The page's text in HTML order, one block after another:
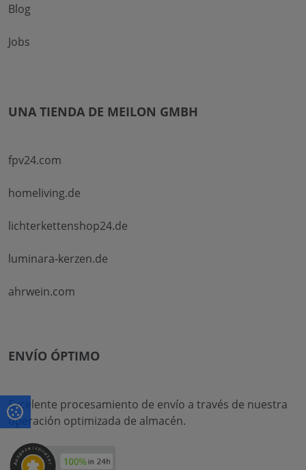
Blog
Jobs
UNA TIENDA DE MEILON GMBH
fpv24.com
homeliving.de
lichterkettenshop24.de
luminara-kerzen.de
ahrwein.com
ENVÍO ÓPTIMO
Excelente procesamiento de envío a través de nuestra
operación optimizada de almacén.